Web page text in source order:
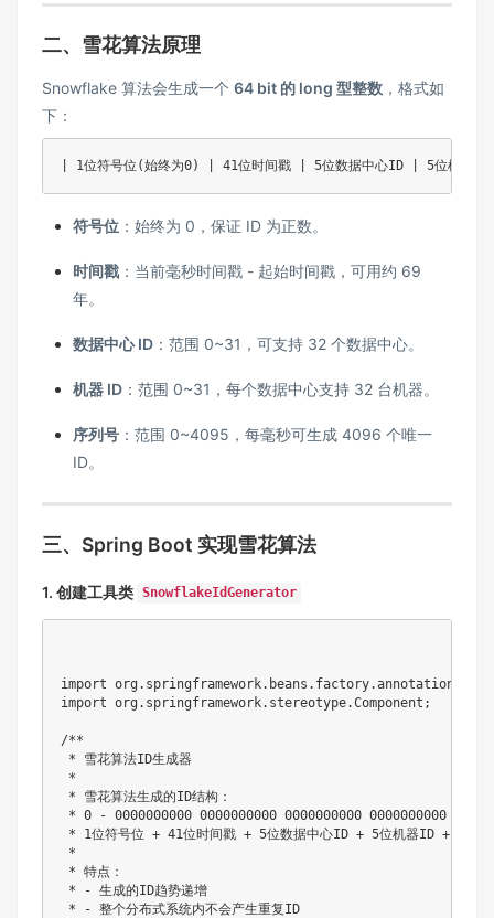
二、雪花算法原理
Snowflake 算法会生成一个 64 bit 的 long 型整数 ，格式如
下：
符号位 ：始终为 0，保证 ID 为正数。
时间戳 ：当前毫秒时间戳 - 起始时间戳，可用约 69
年。
数据中心 ID ：范围 0~31，可支持 32 个数据中心。
机器 ID ：范围 0~31，每个数据中心支持 32 台机器。
序列号 ：范围 0~4095，每毫秒可生成 4096 个唯一
ID。
三、Spring Boot 实现雪花算法
1. 创建工具类 SnowflakeIdGenerator
import
import org.springframework.stereotype.Component;
/**
* 雪花算法ID生成器
*
* 雪花算法生成的ID结构：
* 0 - 0000000000 0000000000 0000000000 0000000000 0 -
* 1位符号位 + 41位时间戳 + 5位数据中心ID + 5位机器ID + 12位
*
* 特点：
* - 生成的ID趋势递增
* - 整个分布式系统内不会产生重复ID